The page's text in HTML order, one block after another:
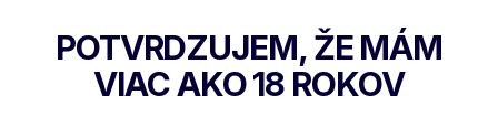
Tobermory 12 Y.O., GIFT
POTVRDZUJEM, ŽE MÁM
VIAC AKO18 ROKOV